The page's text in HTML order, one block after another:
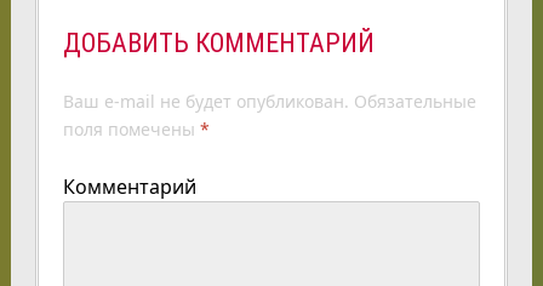
ДОБАВИТЬ КОММЕНТАРИЙ
Ваш e-mail не будет опубликован. Обязательные
поля помечены *
Комментарий